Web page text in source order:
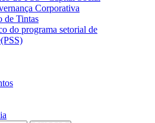
Corporativa
de Tintas
do programa setorial de